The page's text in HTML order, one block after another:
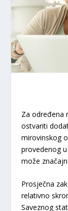
Za određena
ostvariti
mirovinskog
provedenog
može
Prosječna
relativno
Saveznog